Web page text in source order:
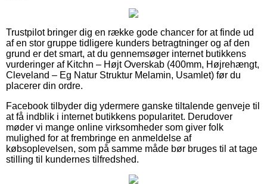
Trustpilot bringer dig en række gode chancer for at finde ud
af en stor gruppe tidligere kunders betragtninger og af den
grund er det smart, at du gennemsøger internet butikkens
vurderinger af Kitchn – Højt Overskab (400mm, Højrehængt,
Cleveland – Eg Natur Struktur Melamin, Usamlet) før du
placerer din ordre.
Facebook tilbyder dig ydermere ganske tiltalende genveje til
at få indblik i internet butikkens popularitet. Derudover
møder vi mange online virksomheder som giver folk
mulighed for at frembringe en anmeldelse af
købsoplevelsen, som på samme måde bør bruges til at tage
stilling til kundernes tilfredshed.